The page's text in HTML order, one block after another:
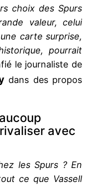
choix des Spurs
valeur, celui
carte surprise,
pourrait
le journaliste de
dans des propos
avec
les Spurs ? En
ce que Vassell